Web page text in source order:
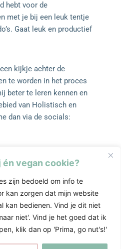
vegan cookie?
zijn bedoeld om info te
kan zorgen dat mijn website
kan bedienen. Vind je dit niet
niet'. Vind je het goed dat ik
klik dan op 'Prima, go nut's!'
hebt voor de
met je bij een leuk tentje
Gaat leuk en productief
kijkje achter de
te worden in het proces
beter te leren kennen en
van Holistisch en
dan via de socials:
i
n
k
e
d
i
n